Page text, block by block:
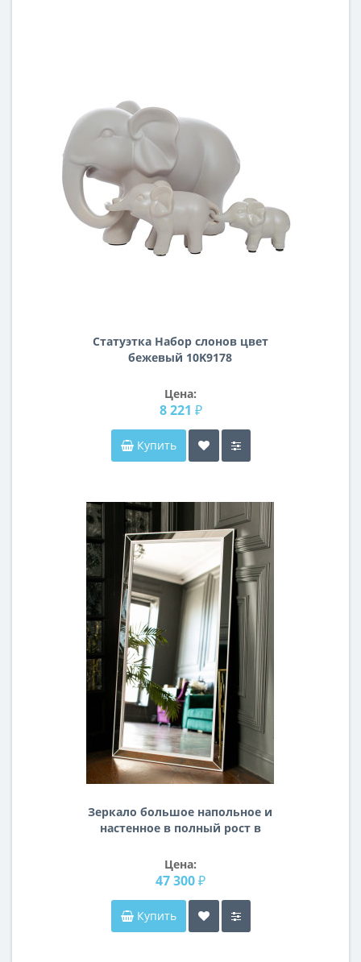
Статуэтка Набор слонов цвет
бежевый 10K9178
Цена:
8 221 ₽
Купить
Зеркало большое напольное и
настенное в полный рост в
Цена:
47 300 ₽
Купить